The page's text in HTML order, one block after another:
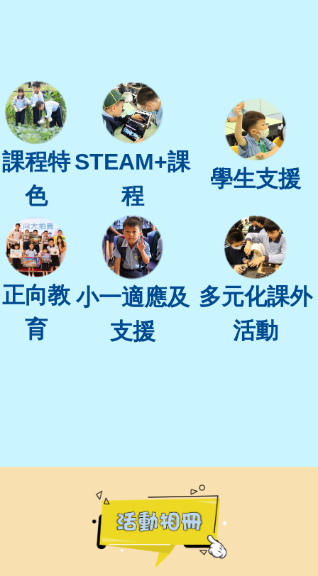
課程特
色
STEAM+課
程
學生支援
正向教
育
小一適應及
支援
多元化課外
活動